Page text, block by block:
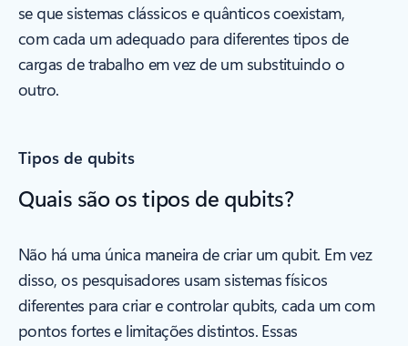
se que sistemas clássicos e quânticos coexistam,
com cada um adequado para diferentes tipos de
cargas de trabalho em vez de um substituindo o
outro.
Tipos de qubits
Quais são os tipos de qubits?
Não há uma única maneira de criar um qubit. Em vez
disso, os pesquisadores usam sistemas físicos
diferentes para criar e controlar qubits, cada um com
pontos fortes e limitações distintos. Essas